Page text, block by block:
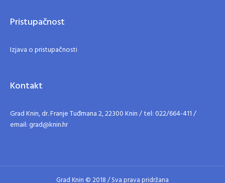
Pristupačnost
Izjava o pristupačnosti
Kontakt
Grad Knin, dr. Franje Tuđmana 2, 22300 Knin / tel: 022/664-411 /
email: grad@knin.hr
Grad Knin © 2018 / Sva prava pridržana